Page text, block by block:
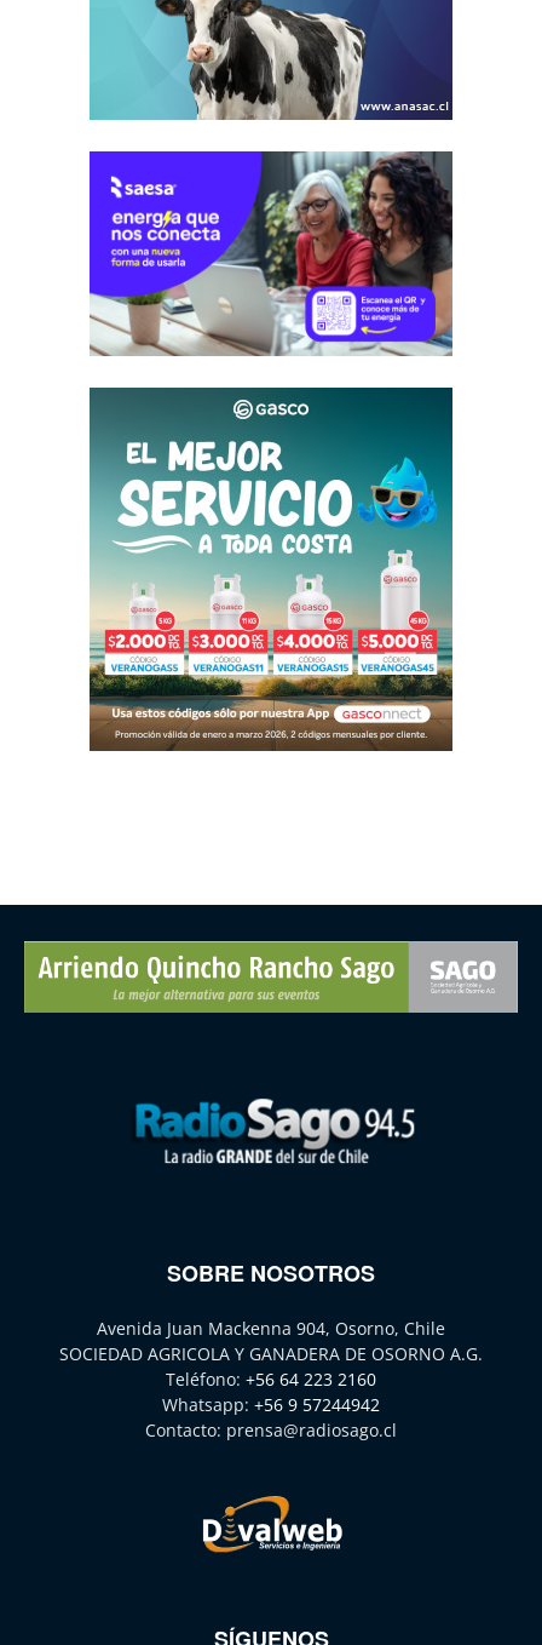
SOBRE NOSOTROS
Avenida Juan Mackenna 904, Osorno, Chile
SOCIEDAD AGRICOLA Y GANADERA DE OSORNO A.G.
Teléfono: +56 64 223 2160
Whatsapp: +56 9 57244942
Contacto: prensa@radiosago.cl